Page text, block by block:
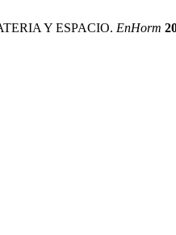
Y ESPACIO. EnHorm